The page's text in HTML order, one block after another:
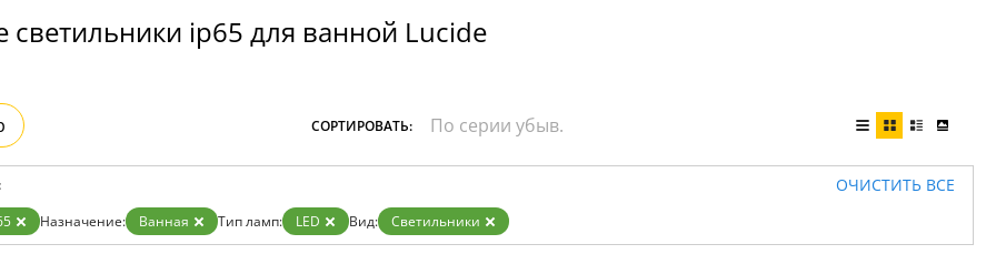
Дизайн/Форма
светильники ip65 для ванной Lucide
СОРТИРОВАТЬ:
ОЧИСТИТЬ ВСЕ
Назначение: Ванная Тип ламп: LED Вид: Светильники